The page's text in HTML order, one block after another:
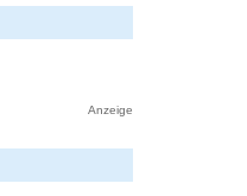
Anzeige